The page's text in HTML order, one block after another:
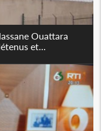
Ouattara
et...